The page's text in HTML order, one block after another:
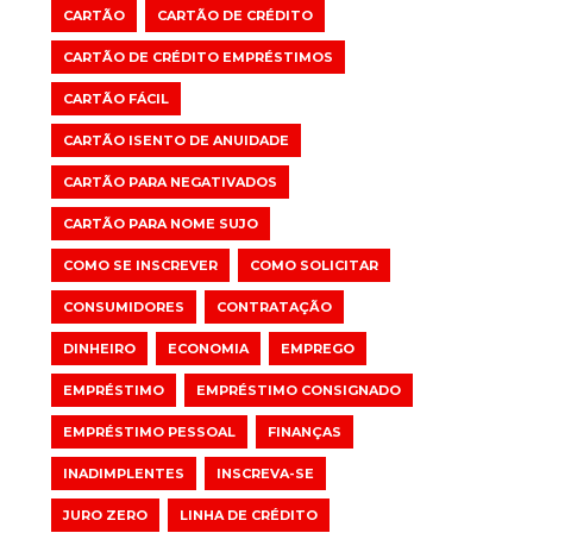
CARTÃO CARTÃO DE CRÉDITO
CARTÃO DE CRÉDITO EMPRÉSTIMOS
CARTÃO FÁCIL
CARTÃO ISENTO DE ANUIDADE
CARTÃO PARA NEGATIVADOS
CARTÃO PARA NOME SUJO
COMO SE INSCREVER COMO SOLICITAR
CONSUMIDORES CONTRATAÇÃO
DINHEIRO ECONOMIA EMPREGO
EMPRÉSTIMO EMPRÉSTIMO CONSIGNADO
EMPRÉSTIMO PESSOAL FINANÇAS
INADIMPLENTES INSCREVA-SE
JURO ZERO LINHA DE CRÉDITO